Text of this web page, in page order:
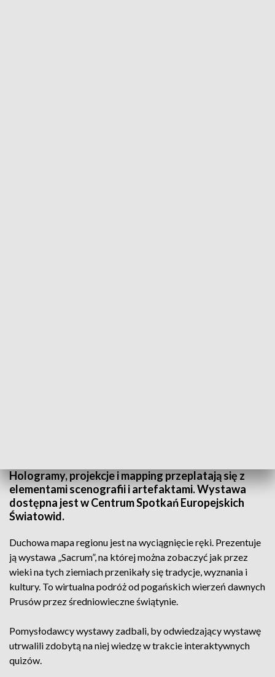
Hologramy, projekcje i mapping przeplatają się z
elementami scenografii i artefaktami. Wystawa
dostępna jest w Centrum Spotkań Europejskich
Światowid.
Duchowa mapa regionu jest na wyciągnięcie ręki. Prezentuje
ją wystawa „Sacrum”, na której można zobaczyć jak przez
wieki na tych ziemiach przenikały się tradycje, wyznania i
kultury. To wirtualna podróż od pogańskich wierzeń dawnych
Prusów przez średniowieczne świątynie.
Pomysłodawcy wystawy zadbali, by odwiedzający wystawę
utrwalili zdobytą na niej wiedzę w trakcie interaktywnych
quizów.